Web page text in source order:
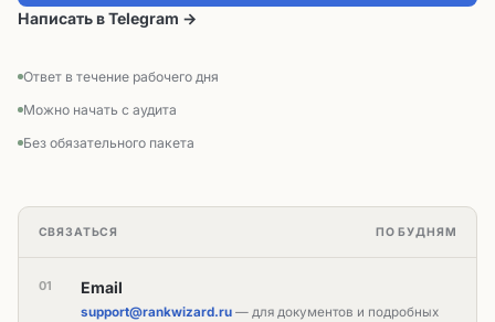
Написать в Telegram →
Ответ в течение рабочего дня
Можно начать с аудита
Без обязательного пакета
СВЯЗАТЬСЯ ПО БУДНЯМ
01 Email
support@rankwizard.ru— для документов и подробных